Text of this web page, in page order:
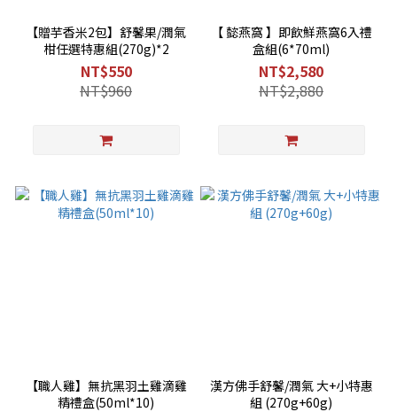
【贈芋香米2包】舒馨果/潤氣
柑任選特惠組(270g)*2
NT$550
NT$960
【 懿燕窩 】即飲鮮燕窩6入禮
盒組(6*70ml)
NT$2,580
NT$2,880
【職人雞】無抗黑羽土雞滴雞
精禮盒(50ml*10)
漢方佛手舒馨/潤氣 大+小特惠
組 (270g+60g)